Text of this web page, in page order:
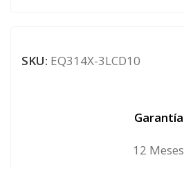
SKU: EQ314X-3LCD10
Garantía
12 Meses